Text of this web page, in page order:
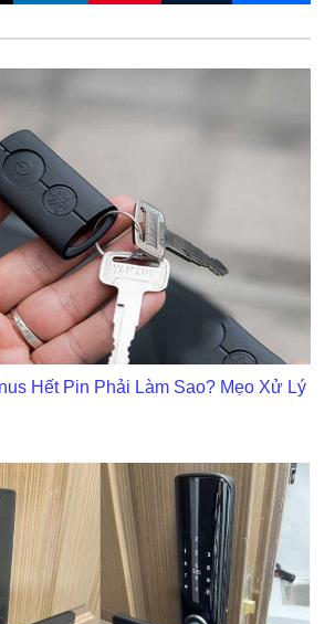
Hết Pin Phải Làm Sao? Mẹo Xử Lý